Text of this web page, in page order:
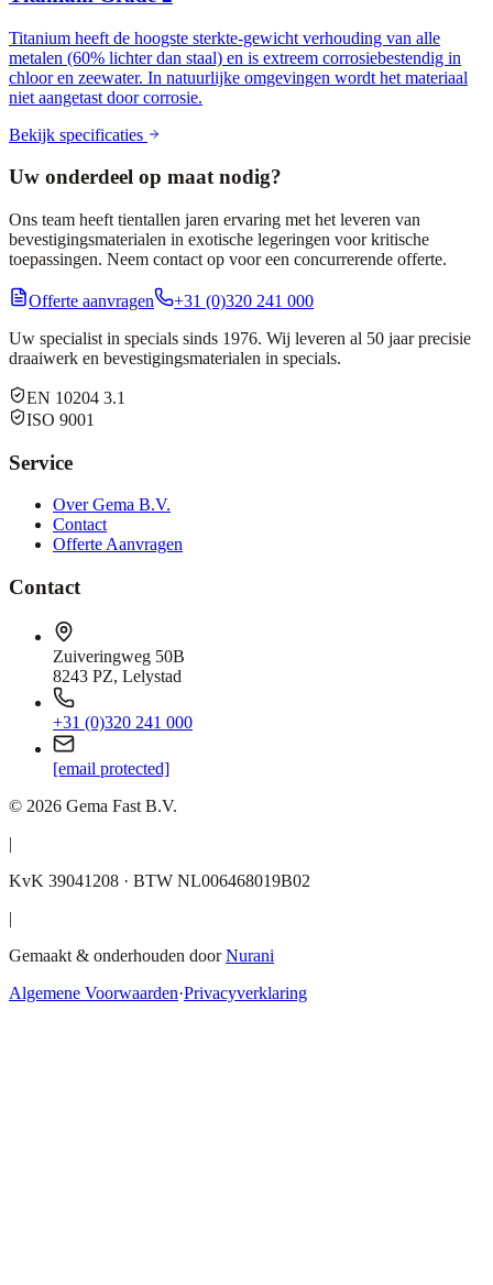
Titanium heeft de hoogste sterkte-gewicht verhouding van alle
metalen (60% lichter dan staal) en is extreem corrosiebestendig in
chloor en zeewater. In natuurlijke omgevingen wordt het materiaal
niet aangetast door corrosie.
Bekijk specificaties
Uw onderdeel op maat nodig?
Ons team heeft tientallen jaren ervaring met het leveren van
bevestigingsmaterialen in exotische legeringen voor kritische
toepassingen. Neem contact op voor een concurrerende offerte.
Offerte aanvragen
+31 (0)320 241 000
Uw specialist in specials sinds 1976. Wij leveren al 50 jaar precisie
draaiwerk en bevestigingsmaterialen in specials.
EN 10204 3.1
ISO 9001
Service
Over Gema B.V.
Contact
Offerte Aanvragen
Contact
Zuiveringweg 50B
8243 PZ, Lelystad
+31 (0)320 241 000
[email protected]
© 2026 Gema Fast B.V.
|
KvK 39041208 · BTW NL006468019B02
|
Gemaakt & onderhouden door Nurani
Algemene Voorwaarden·Privacyverklaring